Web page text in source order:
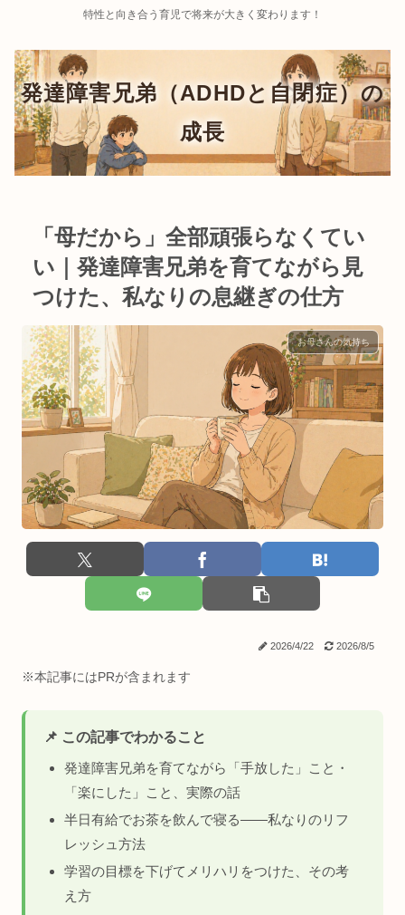
特性と向き合う育児で将来が大きく変わります！
「母だから」全部頑張らなくてい
い｜発達障害兄弟を育てながら見
つけた、私なりの息継ぎの仕方
お母さんの気持ち
2026/4/22 2026/8/5
※本記事にはPRが含まれます
📌 この記事でわかること
発達障害兄弟を育てながら「手放した」こと・
「楽にした」こと、実際の話
半日有給でお茶を飲んで寝る——私なりのリフ
レッシュ方法
学習の目標を下げてメリハリをつけた、その考
え方